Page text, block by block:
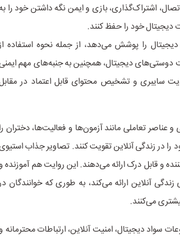
تا ۱۲ ساله است تا نحوه اتصال، اشتراک‌گذاری، بازی و ایمن نگه داشتن خود را
خود را حفظ کنند.
را پوشش می‌دهد، از جمله نحوه استفاده
دوستی‌های دیجیتال، همچنین به جنبه‌های مهم
سایبری و تشخیص محتوای قابل اعتماد در
عناصر تعاملی مانند آزمون‌ها و فعالیت‌ها، دختران را
در زندگی آنلاین تقویت کنند. تصاویر جذاب
و قابل درک ارائه می‌دهند. این روایت هم آموزنده و
آنلاین ارائه می‌کند، به طوری که خوانندگان
می‌کنند.
دیجیتال، امنیت آنلاین، ارتباطات محترمانه و